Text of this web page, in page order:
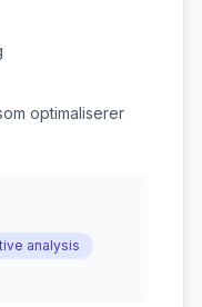
optimaliserer
analysis